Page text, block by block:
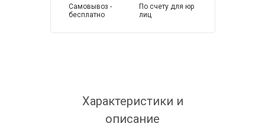
Самовывоз -
бесплатно
По счету для юр
лиц
Характеристики и
описание